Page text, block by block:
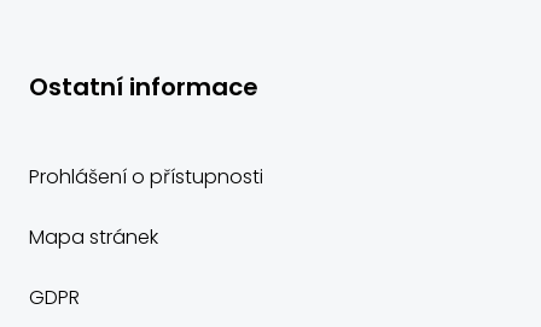
Ostatní informace
Prohlášení o přístupnosti
Mapa stránek
GDPR